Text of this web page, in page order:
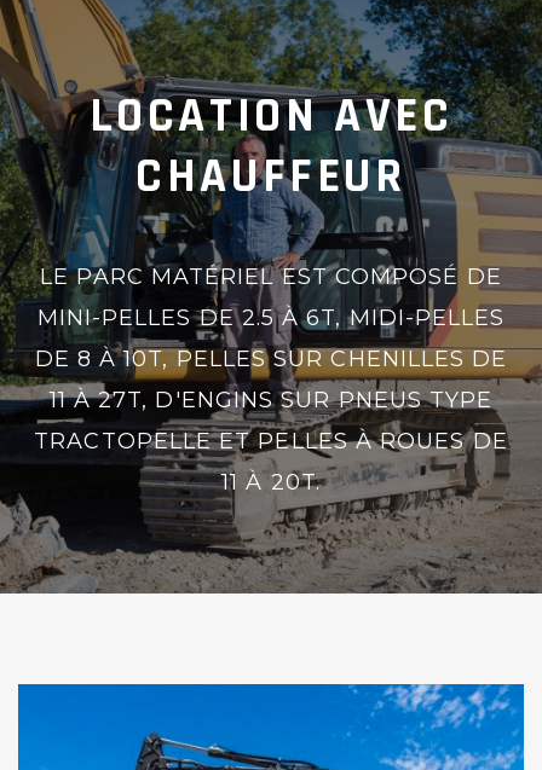
LOCATION AVEC
CHAUFFEUR
LE PARC MATÉRIEL EST COMPOSÉ DE
MINI-PELLES DE 2.5 À 6T, MIDI-PELLES
DE 8 À 10T, PELLES SUR CHENILLES DE
11 À 27T, D'ENGINS SUR PNEUS TYPE
TRACTOPELLE ET PELLES À ROUES DE
11 À 20T.